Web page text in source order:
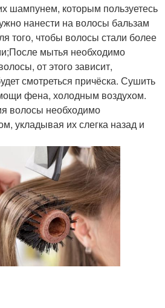
шампунем, которым пользуетесь
нанести на волосы бальзам
того, чтобы волосы стали более
мытья необходимо
от этого зависит,
смотреться причёска. Сушить
фена, холодным воздухом.
волосы необходимо
укладывая их слегка назад и